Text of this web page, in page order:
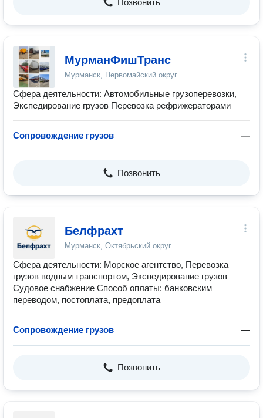
Позвонить
МурманФишТранс
Мурманск, Первомайский округ
Сфера деятельности: Автомобильные грузоперевозки,
Экспедирование грузов Перевозка рефрижераторами
Сопровождение грузов —
Позвонить
Белфрахт
Мурманск, Октябрьский округ
Сфера деятельности: Морское агентство, Перевозка
грузов водным транспортом, Экспедирование грузов
Судовое снабжение Способ оплаты: банковским
переводом, постоплата, предоплата
Сопровождение грузов —
Позвонить